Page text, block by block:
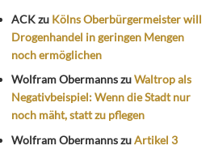
ACKzu Kölns Oberbürgermeister will
Drogenhandel in geringen Mengen
noch ermöglichen
Wolfram ObermannszuWaltrop als
Negativbeispiel: Wenn die Stadt nur
noch mäht, statt zu pflegen
Wolfram ObermannszuArtikel 3